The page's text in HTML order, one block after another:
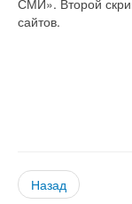
сайтов.
Назад